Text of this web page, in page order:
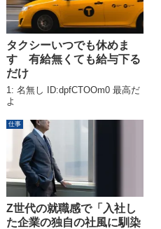
タクシーいつでも休めま
す 有給無くても給与下る
だけ
1: 名無し ID:dpfCTOOm0 最高だ
よ
仕事
Z世代の就職感で「入社し
た企業の独自の社風に馴染